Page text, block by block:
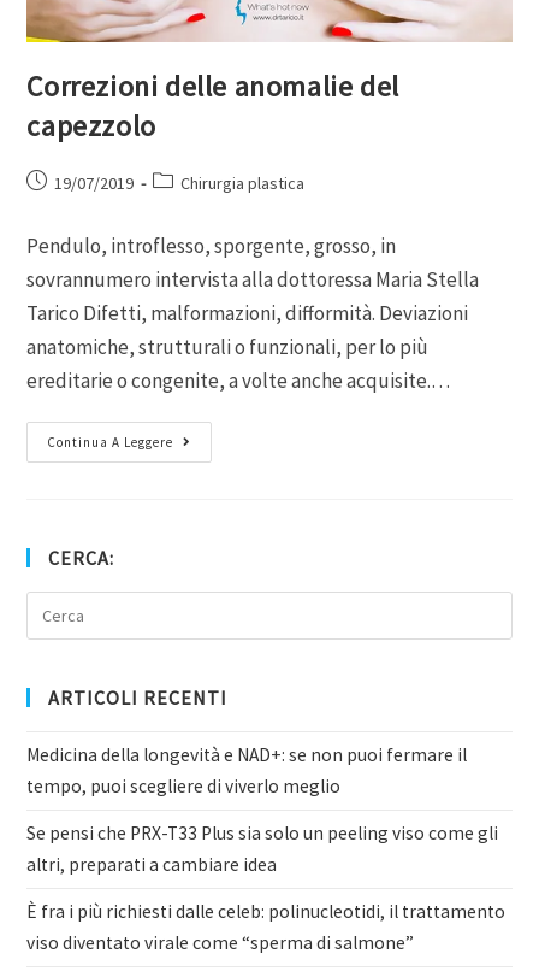
Correzioni delle anomalie del
capezzolo
19/07/2019 Chirurgia plastica
Pendulo, introflesso, sporgente, grosso, in
sovrannumero intervista alla dottoressa Maria Stella
Tarico Difetti, malformazioni, difformità. Deviazioni
anatomiche, strutturali o funzionali, per lo più
ereditarie o congenite, a volte anche acquisite.…
Continua A Leggere
CERCA:
ARTICOLI RECENTI
Medicina della longevità e NAD+: se non puoi fermare il
tempo, puoi scegliere di viverlo meglio
Se pensi che PRX-T33 Plus sia solo un peeling viso come gli
altri, preparati a cambiare idea
È fra i più richiesti dalle celeb: polinucleotidi, il trattamento
viso diventato virale come “sperma di salmone”